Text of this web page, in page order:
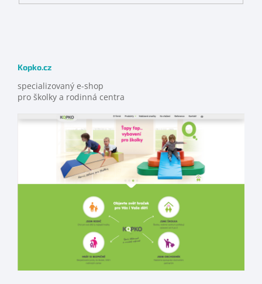
Kopko.cz
specializovaný e-shop
pro školky a rodinná centra